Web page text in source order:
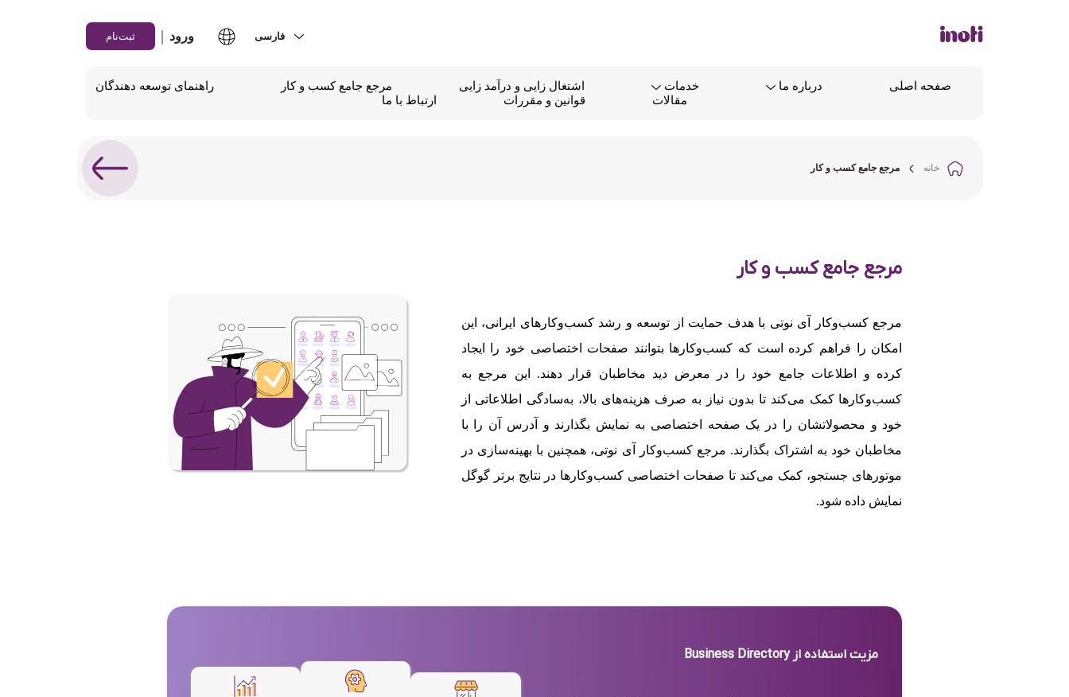
ورود | ثبت‌نام
صفحه اصلی درباره ما خدمات اشتغال زایی و درآمد زایی مرجع جامع کسب و کار
راهنمای توسعه دهندگان
مقالات
قوانین و مقررات ارتباط با ما
خانه مرجع جامع کسب و کار
مرجع جامع کسب و کار
مرجع کسب‌وکار آی نوتی با هدف حمایت از توسعه و رشد کسب‌وکارهای ایرانی، این
امکان را فراهم کرده است که کسب‌وکارها بتوانند صفحات اختصاصی خود را ایجاد
کرده و اطلاعات جامع خود را در معرض دید مخاطبان قرار دهند. این مرجع به
کسب‌وکارها کمک می‌کند تا بدون نیاز به صرف هزینه‌های بالا، به‌سادگی اطلاعاتی از
خود و محصولاتشان را در یک صفحه اختصاصی به نمایش بگذارند و آدرس آن را با
مخاطبان خود به اشتراک بگذارند. مرجع کسب‌وکار آی نوتی، همچنین با بهینه‌سازی در
موتورهای جستجو، کمک می‌کند تا صفحات اختصاصی کسب‌وکارها در نتایج برتر گوگل
نمایش داده شود.
مزیت استفاده از Business Directory